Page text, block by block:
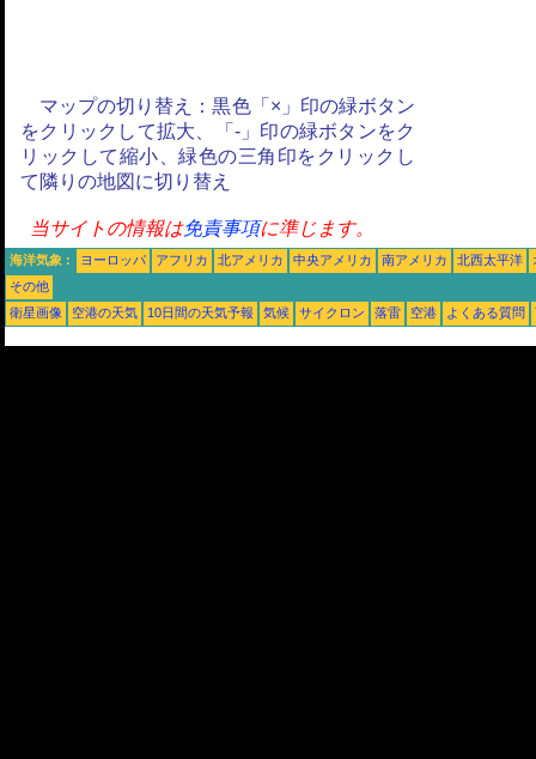
マップの切り替え：黒色「×」印の緑ボタン
をクリックして拡大、「-」印の緑ボタンをク
リックして縮小、緑色の三角印をクリックし
て隣りの地図に切り替え
当サイトの情報は免責事項に準じます。
海洋気象 : ヨーロッパ アフリカ 北アメリカ 中央アメリカ 南アメリカ 北西太平洋
その他
衛星画像
空港の天気 10日間の天気予報 気候 サイクロン 落雷 空港 よくある質問